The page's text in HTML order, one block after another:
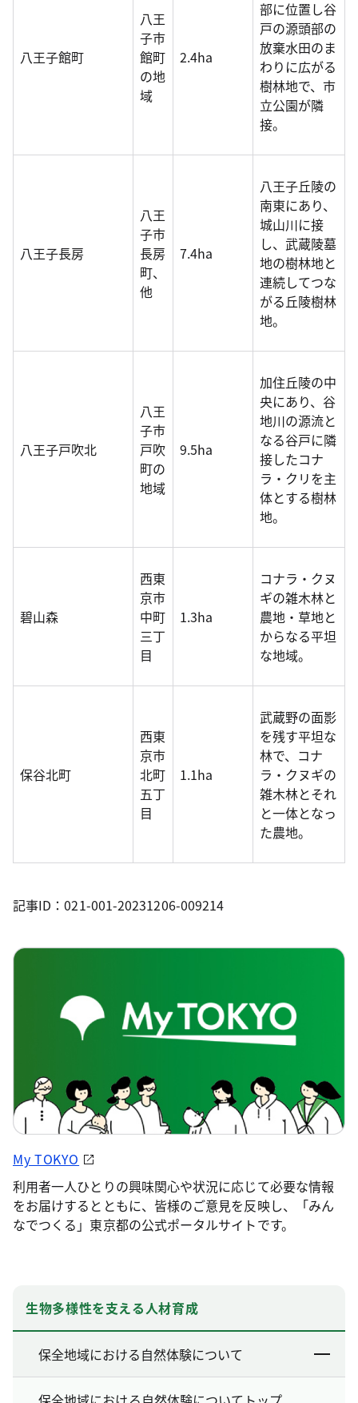
八王子館町
八王
子市
館町
の地
域
2.4ha
部に位置し谷
戸の源頭部の
放棄水田のま
わりに広がる
樹林地で、市
立公園が隣
接。
八王子長房
八王
子市
長房
町、
他
7.4ha
八王子丘陵の
南東にあり、
城山川に接
し、武蔵陵墓
地の樹林地と
連続してつな
がる丘陵樹林
地。
八王子戸吹北
八王
子市
戸吹
町の
地域
9.5ha
加住丘陵の中
央にあり、谷
地川の源流と
なる谷戸に隣
接したコナ
ラ・クリを主
体とする樹林
地。
碧山森
西東
京市
中町
三丁
目
1.3ha
コナラ・クヌ
ギの雑木林と
農地・草地と
からなる平坦
な地域。
保谷北町
西東
京市
北町
五丁
目
1.1ha
武蔵野の面影
を残す平坦な
林で、コナ
ラ・クヌギの
雑木林とそれ
と一体となっ
た農地。
記事ID：021-001-20231206-009214
My TOKYO
利用者一人ひとりの興味関心や状況に応じて必要な情報
をお届けするとともに、皆様のご意見を反映し、「みん
なでつくる」東京都の公式ポータルサイトです。
生物多様性を支える人材育成
保全地域における自然体験について